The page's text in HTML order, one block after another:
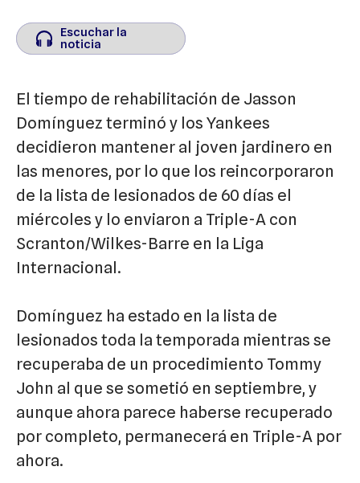
Escuchar la
noticia
Escuchar la
noticia
El tiempo de rehabilitación de Jasson
Domínguez terminó y los Yankees
decidieron mantener al joven jardinero en
las menores, por lo que los reincorporaron
de la lista de lesionados de 60 días el
miércoles y lo enviaron a Triple-A con
Scranton/Wilkes-Barre en la Liga
Internacional.
Domínguez ha estado en la lista de
lesionados toda la temporada mientras se
recuperaba de un procedimiento Tommy
John al que se sometió en septiembre, y
aunque ahora parece haberse recuperado
por completo, permanecerá en Triple-A por
ahora.